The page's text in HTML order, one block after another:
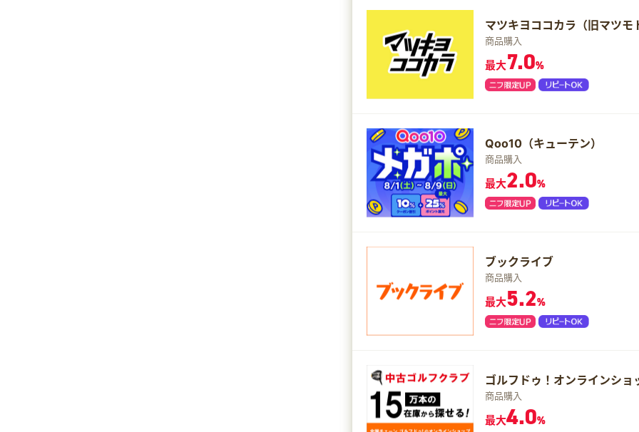
マツキヨココカラ（旧マツモ
商品購入
最大7.0%
Qoo10（キューテン）
商品購入
最大2.0%
ブックライブ
商品購入
最大5.2%
ゴルフドゥ！オンラインショ
商品購入
最大4.0%